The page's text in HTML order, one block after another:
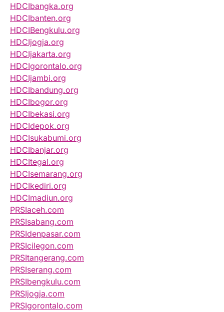
HDCIbangka.org
HDCIbanten.org
HDCIBengkulu.org
HDCIjogja.org
HDCIjakarta.org
HDCIgorontalo.org
HDCIjambi.org
HDCIbandung.org
HDCIbogor.org
HDCIbekasi.org
HDCIdepok.org
HDCIsukabumi.org
HDCIbanjar.org
HDCItegal.org
HDCIsemarang.org
HDCIkediri.org
HDCImadiun.org
PRSIaceh.com
PRSIsabang.com
PRSIdenpasar.com
PRSIcilegon.com
PRSItangerang.com
PRSIserang.com
PRSIbengkulu.com
PRSIjogja.com
PRSIgorontalo.com